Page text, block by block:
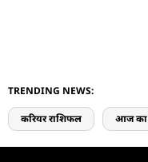
TRENDING NEWS:
करियर राशिफल आज का